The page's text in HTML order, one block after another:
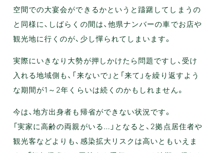
空間での大宴会ができるかというと躊躇してしまうの
と同様に、しばらくの間は、他県ナンバーの車でお店や
観光地に行くのが、少し憚られてしまいます。
実際にいきなり大勢が押しかけたら問題ですし、受け
入れる地域側も、「来ないで」と「来て」を繰り返すよう
な期間が1～2年くらいは続くのかもしれません。
今は、地方出身者も帰省ができない状況です。
「実家に高齢の両親がいる…」となると、2拠点居住者や
観光客などよりも、感染拡大リスクは高いともいえま